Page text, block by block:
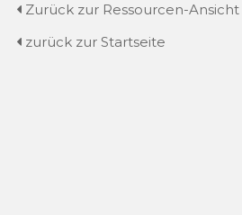
Zurück zur Ressourcen-Ansicht
zurück zur Startseite